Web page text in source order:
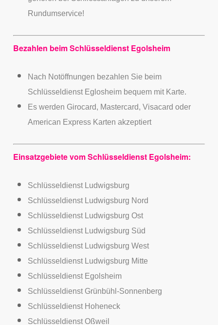
Rundumservice!
Bezahlen beim Schlüsseldienst Egolsheim
Nach Notöffnungen bezahlen Sie beim
Schlüsseldienst Eglosheim bequem mit Karte.
Es werden Girocard, Mastercard, Visacard oder
American Express Karten akzeptiert
Einsatzgebiete vom Schlüsseldienst Egolsheim:
Schlüsseldienst Ludwigsburg
Schlüsseldienst Ludwigsburg Nord
Schlüsseldienst Ludwigsburg Ost
Schlüsseldienst Ludwigsburg Süd
Schlüsseldienst Ludwigsburg West
Schlüsseldienst Ludwigsburg Mitte
Schlüsseldienst Egolsheim
Schlüsseldienst Grünbühl-Sonnenberg
Schlüsseldienst Hoheneck
Schlüsseldienst Oßweil